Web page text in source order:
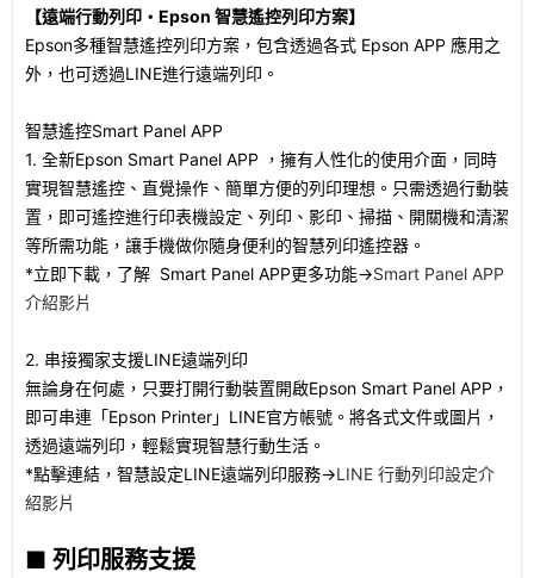
【遠端行動列印・Epson 智慧遙控列印方案】
Epson多種智慧遙控列印方案，包含透過各式 Epson APP 應用之
外，也可透過LINE進行遠端列印。
智慧遙控Smart Panel APP
1. 全新Epson Smart Panel APP ，擁有人性化的使用介面，同時
實現智慧遙控、直覺操作、簡單方便的列印理想。只需透過行動裝
置，即可遙控進行印表機設定、列印、影印、掃描、開關機和清潔
等所需功能，讓手機做你隨身便利的智慧列印遙控器。
*立即下載，了解 Smart Panel APP更多功能→Smart Panel APP
介紹影片
2. 串接獨家支援LINE遠端列印
無論身在何處，只要打開行動裝置開啟Epson Smart Panel APP，
即可串連「Epson Printer」LINE官方帳號。將各式文件或圖片，
透過遠端列印，輕鬆實現智慧行動生活。
*點擊連結，智慧設定LINE遠端列印服務→LINE 行動列印設定介
紹影片
■ 列印服務支援